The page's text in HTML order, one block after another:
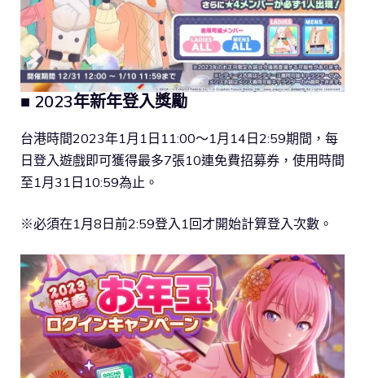
■ 2023年新年登入獎勵
台港時間2023年1月1日11:00～1月14日2:59期間，每
日登入遊戲即可獲得最多7張10連免費招募券，使用時間
至1月31日10:59為止。
※必須在1月8日前2:59登入1回才開始計算登入次數。